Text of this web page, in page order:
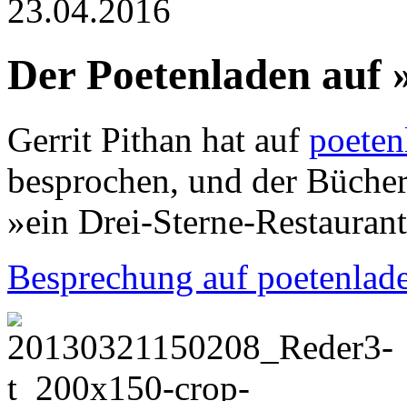
23.04.2016
Der Poetenladen auf
Gerrit Pithan hat auf
besprochen, und der
»ein Drei-Sterne-
Besprechung auf